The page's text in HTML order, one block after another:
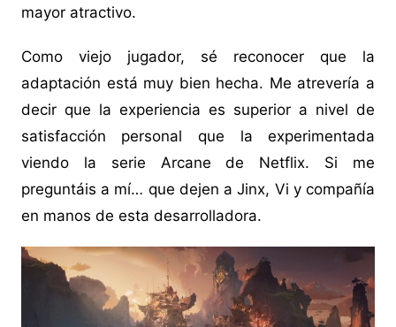
mayor atractivo.
Como viejo jugador, sé reconocer que la
adaptación está muy bien hecha. Me atrevería a
decir que la experiencia es superior a nivel de
satisfacción personal que la experimentada
viendo la serie Arcane de Netflix. Si me
preguntáis a mí… que dejen a Jinx, Vi y compañía
en manos de esta desarrolladora.